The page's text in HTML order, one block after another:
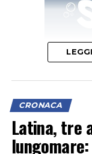
CRONACA
Latina, tre